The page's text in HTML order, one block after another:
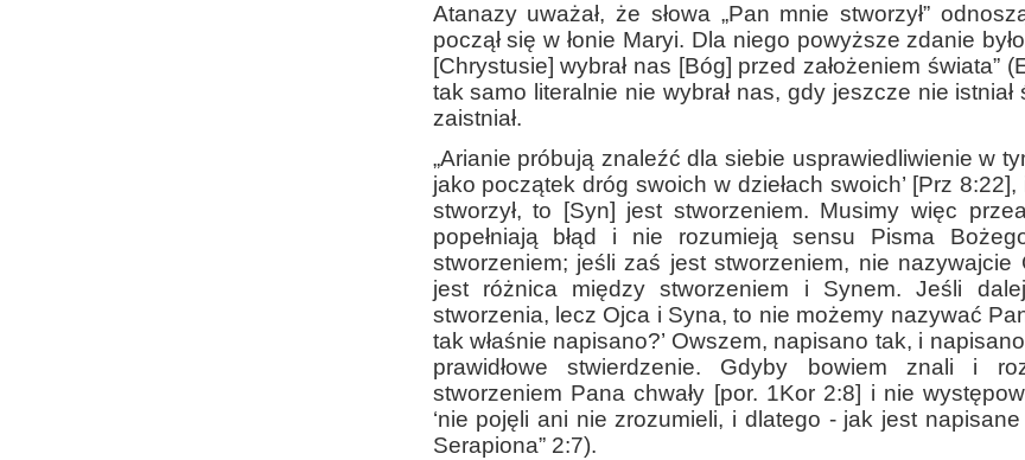
Atanazy uważał, że słowa „Pan mnie stworzył”
począł się w łonie Maryi. Dla niego powyższe zdanie
[Chrystusie] wybrał nas [Bóg] przed założeniem świata”
tak samo literalnie nie wybrał nas, gdy jeszcze nie
zaistniał.
„Arianie próbują znaleźć dla siebie usprawiedliwienie w
jako początek dróg swoich w dziełach swoich’ [Prz
stworzył, to [Syn] jest stworzeniem. Musimy więc
popełniają błąd i nie rozumieją sensu Pisma
stworzeniem; jeśli zaś jest stworzeniem, nie
jest różnica między stworzeniem i Synem. Jeśli
stworzenia, lecz Ojca i Syna, to nie możemy nazywać
tak właśnie napisano?’ Owszem, napisano tak, i
prawidłowe stwierdzenie. Gdyby bowiem znali i
stworzeniem Pana chwały [por. 1Kor 2:8] i nie
‘nie pojęli ani nie zrozumieli, i dlatego - jak jest
Serapiona” 2:7).